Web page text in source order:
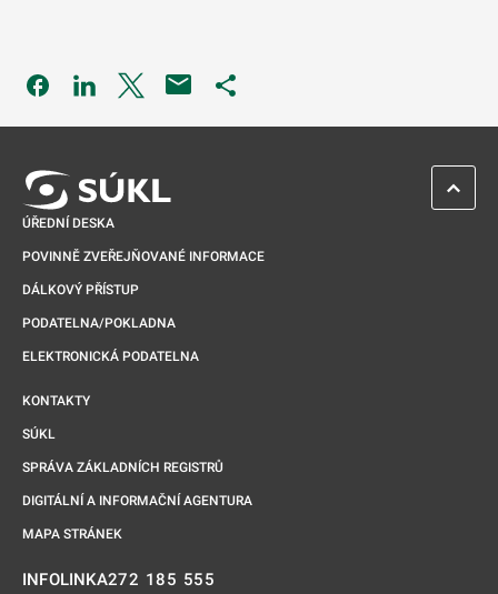
Odkaz se otevře na nové kartě
Odkaz se otevře na nové kartě
Odkaz se otevře na nové kartě
ÚŘEDNÍ DESKA
POVINNĚ ZVEŘEJŇOVANÉ INFORMACE
DÁLKOVÝ PŘÍSTUP
PODATELNA/POKLADNA
ELEKTRONICKÁ PODATELNA
KONTAKTY
SÚKL
SPRÁVA ZÁKLADNÍCH REGISTRŮ
DIGITÁLNÍ A INFORMAČNÍ AGENTURA
MAPA STRÁNEK
INFOLINKA272 185 555
ZPĚT